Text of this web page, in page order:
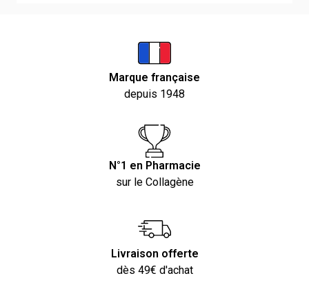
Marque française
depuis 1948
N°1 en Pharmacie
sur le Collagène
Livraison offerte
dès 49€ d'achat